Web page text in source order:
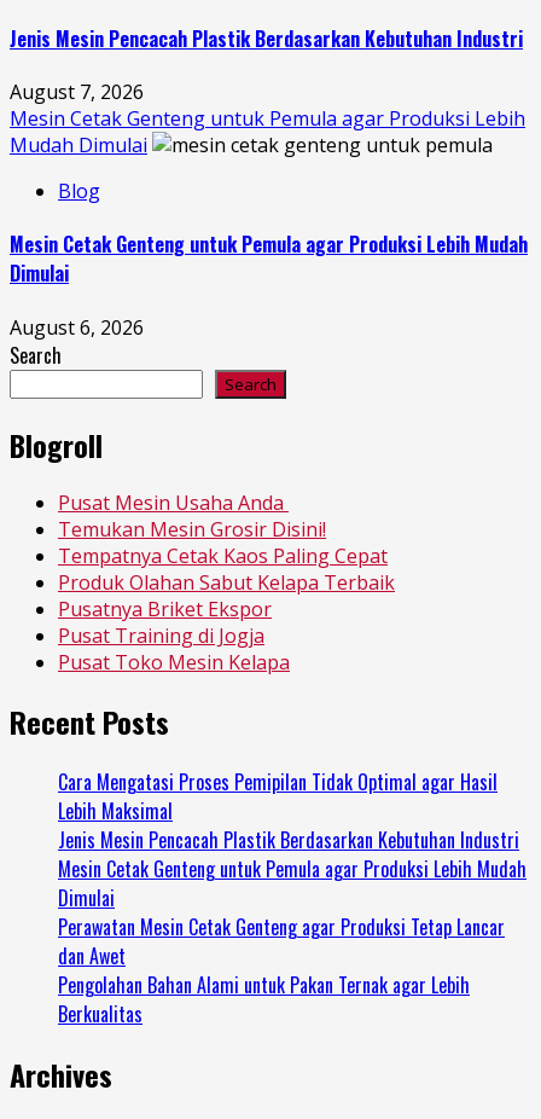
Jenis Mesin Pencacah Plastik Berdasarkan Kebutuhan Industri
August 7, 2026
Mesin Cetak Genteng untuk Pemula agar Produksi Lebih
Mudah Dimulai
Blog
Mesin Cetak Genteng untuk Pemula agar Produksi Lebih Mudah
Dimulai
August 6, 2026
Search
Search
Blogroll
Pusat Mesin Usaha Anda
Temukan Mesin Grosir Disini!
Tempatnya Cetak Kaos Paling Cepat
Produk Olahan Sabut Kelapa Terbaik
Pusatnya Briket Ekspor
Pusat Training di Jogja
Pusat Toko Mesin Kelapa
Recent Posts
Cara Mengatasi Proses Pemipilan Tidak Optimal agar Hasil
Lebih Maksimal
Jenis Mesin Pencacah Plastik Berdasarkan Kebutuhan Industri
Mesin Cetak Genteng untuk Pemula agar Produksi Lebih Mudah
Dimulai
Perawatan Mesin Cetak Genteng agar Produksi Tetap Lancar
dan Awet
Pengolahan Bahan Alami untuk Pakan Ternak agar Lebih
Berkualitas
Archives